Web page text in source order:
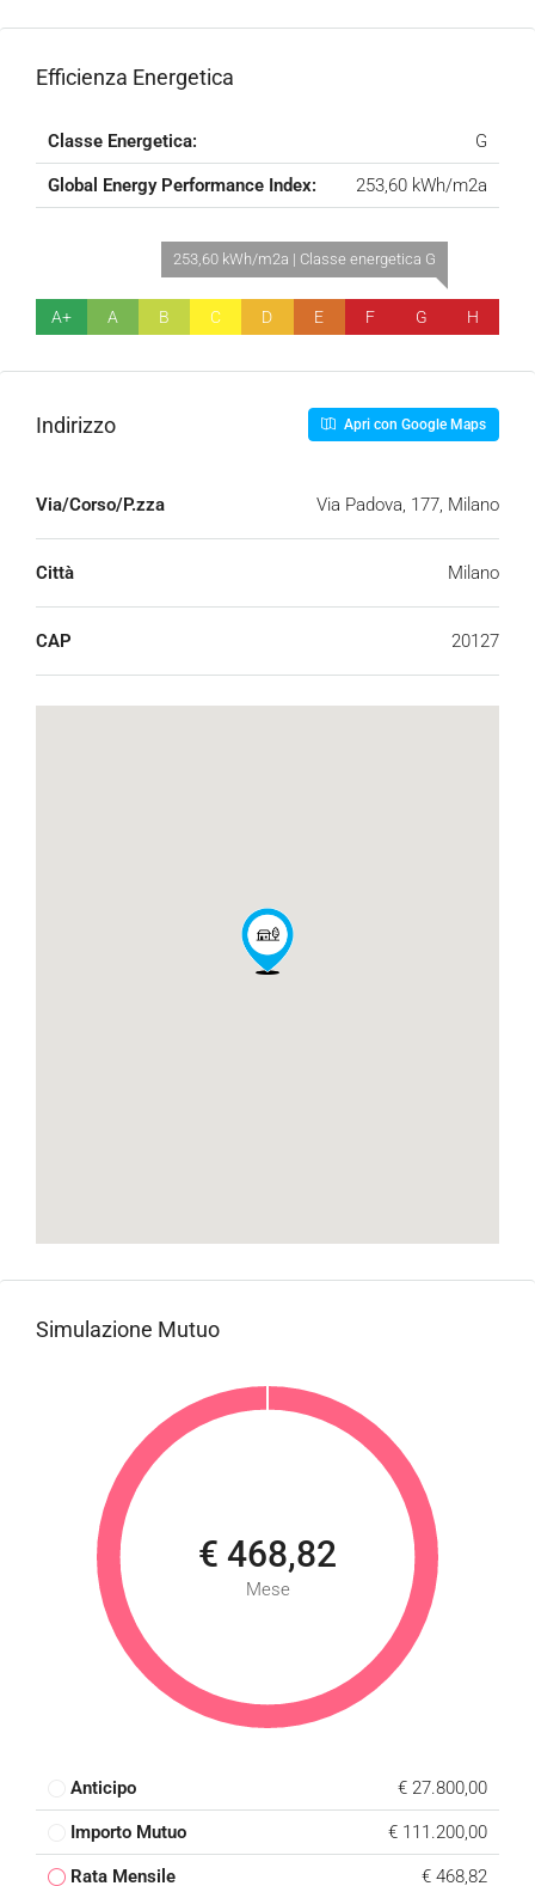
Efficienza Energetica
Classe Energetica: G
Global Energy Performance Index: 253,60 kWh/m2a
A+ A B C D E F
253,60 kWh/m2a | Classe energetica G
G H
Indirizzo Apri con Google Maps
Via/Corso/P.zza Via Padova, 177, Milano
Città Milano
CAP 20127
Simulazione Mutuo
€ 468,82
Mese
Anticipo € 27.800,00
Importo Mutuo € 111.200,00
Rata Mensile € 468,82